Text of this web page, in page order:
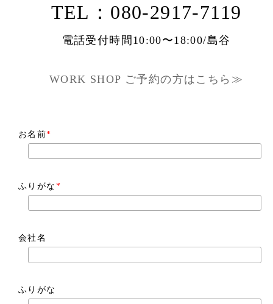
TEL：080-2917-7119
電話受付時間10:00〜18:00/島谷
WORK SHOP ご予約の方はこちら≫
お名前*
ふりがな *
会社名
ふりがな